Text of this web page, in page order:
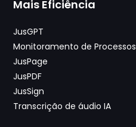
Mais Eficiência
JusGPT
Monitoramento de Processos
JusPage
JusPDF
JusSign
Transcrição de áudio IA